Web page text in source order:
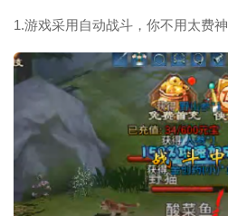
1.游戏采用自动战斗，你不用太费神